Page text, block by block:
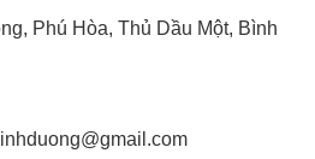
Phú Hòa, Thủ Dầu Một, Bình